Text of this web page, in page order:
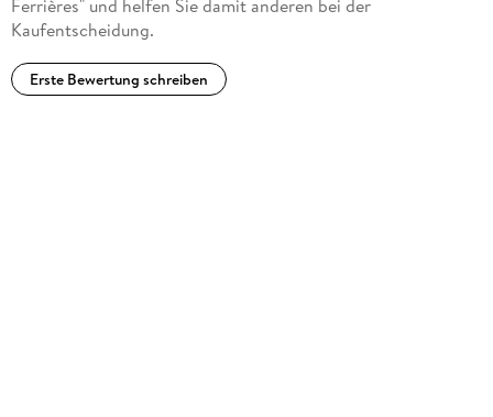
Ferrières" und helfen Sie damit anderen bei der
Kaufentscheidung.
Erste Bewertung schreiben